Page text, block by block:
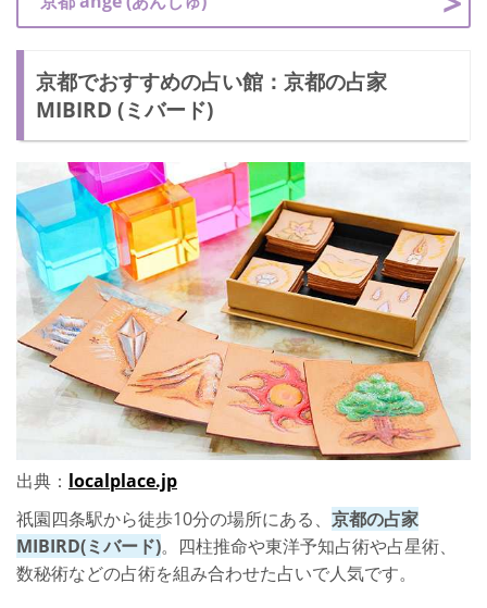
京都でおすすめの占い館：京都の占家
MIBIRD (ミバード)
出典： localplace.jp
祇園四条駅から徒歩10分の場所にある、 京都の占家
MIBIRD(ミバード)。四柱推命や東洋予知占術や占星術、
数秘術などの占術を組み合わせた占いで人気です。